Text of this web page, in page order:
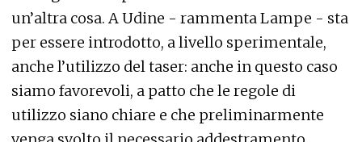
un’altra cosa. A Udine - rammenta Lampe - sta
per essere introdotto, a livello sperimentale,
anche l’utilizzo del taser: anche in questo caso
siamo favorevoli, a patto che le regole di
utilizzo siano chiare e che preliminarmente